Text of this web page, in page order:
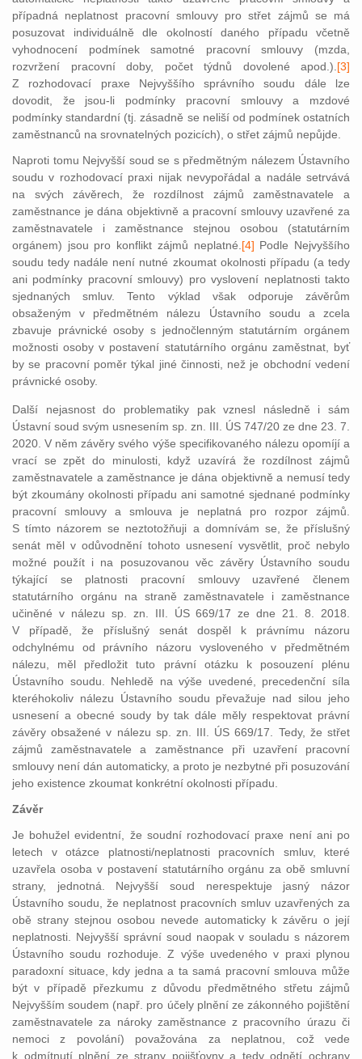
případná neplatnost pracovní smlouvy pro střet zájmů se má
posuzovat individuálně dle okolností daného případu včetně
vyhodnocení podmínek samotné pracovní smlouvy (mzda,
rozvržení pracovní doby, počet týdnů dovolené apod.). [3]
Z rozhodovací praxe Nejvyššího správního soudu dále lze
dovodit, že jsou-li podmínky pracovní smlouvy a mzdové
podmínky standardní (tj. zásadně se neliší od podmínek ostatních
zaměstnanců na srovnatelných pozicích), o střet zájmů nepůjde.
Naproti tomu Nejvyšší soud se s předmětným nálezem Ústavního
soudu v rozhodovací praxi nijak nevypořádal a nadále setrvává
na svých závěrech, že rozdílnost zájmů zaměstnavatele a
zaměstnance je dána objektivně a pracovní smlouvy uzavřené za
zaměstnavatele i zaměstnance stejnou osobou (statutárním
orgánem) jsou pro konflikt zájmů neplatné. [4] Podle Nejvyššího
soudu tedy nadále není nutné zkoumat okolnosti případu (a tedy
ani podmínky pracovní smlouvy) pro vyslovení neplatnosti takto
sjednaných smluv. Tento výklad však odporuje závěrům
obsaženým v předmětném nálezu Ústavního soudu a zcela
zbavuje právnické osoby s jednočlenným statutárním orgánem
možnosti osoby v postavení statutárního orgánu zaměstnat, byť
by se pracovní poměr týkal jiné činnosti, než je obchodní vedení
právnické osoby.
Další nejasnost do problematiky pak vznesl následně i sám
Ústavní soud svým usnesením sp. zn. III. ÚS 747/20 ze dne 23. 7.
2020. V něm závěry svého výše specifikovaného nálezu opomíjí a
vrací se zpět do minulosti, když uzavírá že rozdílnost zájmů
zaměstnavatele a zaměstnance je dána objektivně a nemusí tedy
být zkoumány okolnosti případu ani samotné sjednané podmínky
pracovní smlouvy a smlouva je neplatná pro rozpor zájmů.
S tímto názorem se neztotožňuji a domnívám se, že příslušný
senát měl v odůvodnění tohoto usnesení vysvětlit, proč nebylo
možné použít i na posuzovanou věc závěry Ústavního soudu
týkající se platnosti pracovní smlouvy uzavřené členem
statutárního orgánu na straně zaměstnavatele i zaměstnance
učiněné v nálezu sp. zn. III. ÚS 669/17 ze dne 21. 8. 2018.
V případě, že příslušný senát dospěl k právnímu názoru
odchylnému od právního názoru vysloveného v předmětném
nálezu, měl předložit tuto právní otázku k posouzení plénu
Ústavního soudu. Nehledě na výše uvedené, precedenční síla
kteréhokoliv nálezu Ústavního soudu převažuje nad silou jeho
usnesení a obecné soudy by tak dále měly respektovat právní
závěry obsažené v nálezu sp. zn. III. ÚS 669/17. Tedy, že střet
zájmů zaměstnavatele a zaměstnance při uzavření pracovní
smlouvy není dán automaticky, a proto je nezbytné při posuzování
jeho existence zkoumat konkrétní okolnosti případu.
Závěr
Je bohužel evidentní, že soudní rozhodovací praxe není ani po
letech v otázce platnosti/neplatnosti pracovních smluv, které
uzavřela osoba v postavení statutárního orgánu za obě smluvní
strany, jednotná. Nejvyšší soud nerespektuje jasný názor
Ústavního soudu, že neplatnost pracovních smluv uzavřených za
obě strany stejnou osobou nevede automaticky k závěru o její
neplatnosti. Nejvyšší správní soud naopak v souladu s názorem
Ústavního soudu rozhoduje. Z výše uvedeného v praxi plynou
paradoxní situace, kdy jedna a ta samá pracovní smlouva může
být v případě přezkumu z důvodu předmětného střetu zájmů
Nejvyšším soudem (např. pro účely plnění ze zákonného pojištění
zaměstnavatele za nároky zaměstnance z pracovního úrazu či
nemoci z povolání) považována za neplatnou, což vede
k odmítnutí plnění ze strany pojišťovny a tedy odnětí ochrany